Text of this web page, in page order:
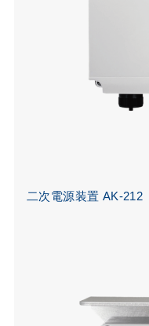
二次電源装置 AK-212